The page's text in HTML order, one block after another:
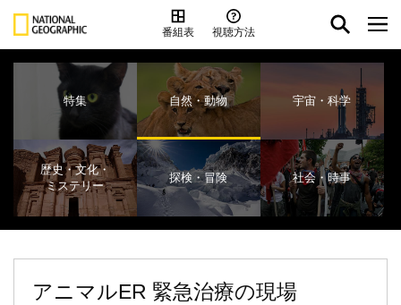
番組表 視聴方法
特集 自然・動物 宇宙・科学
歴史・文化・
ミステリー
探検・冒険 社会・時事
アニマルER 緊急治療の現場